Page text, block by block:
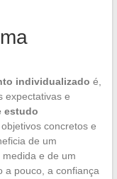
individualizado é,
expectativas e
estudo
concretos e
de um
e de um
a pouco, a confiança